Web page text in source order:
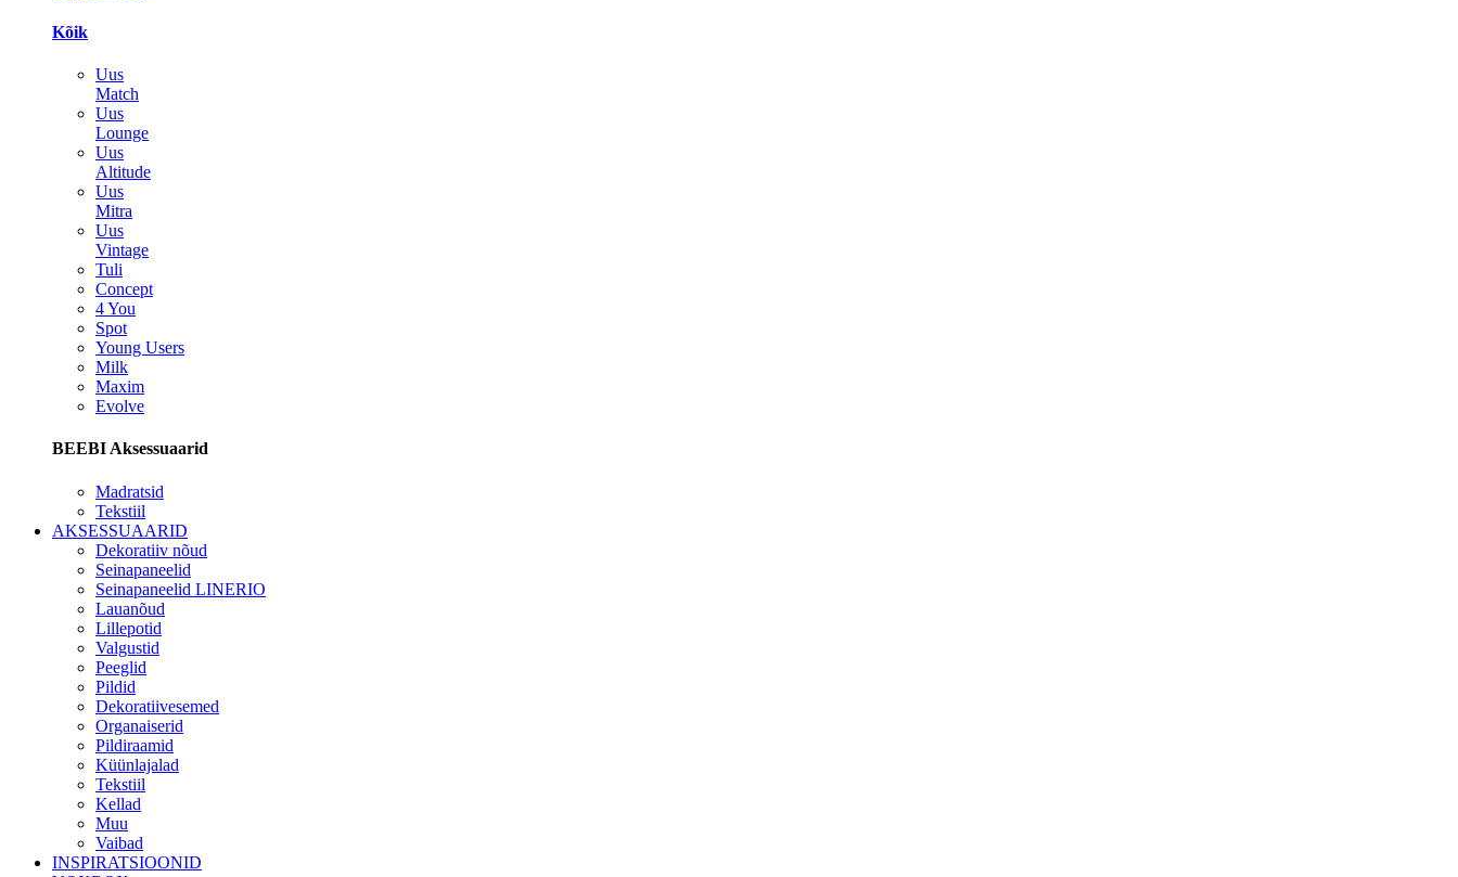
Kõik
Uus
Match
Uus
Lounge
Uus
Altitude
Uus
Mitra
Uus
Vintage
Tuli
Concept
4 You
Spot
Young Users
Milk
Maxim
Evolve
BEEBI Aksessuaarid
Madratsid
Tekstiil
AKSESSUAARID
Dekoratiiv nõud
Seinapaneelid
Seinapaneelid LINERIO
Lauanõud
Lillepotid
Valgustid
Peeglid
Pildid
Dekoratiivesemed
Organaiserid
Pildiraamid
Küünlajalad
Tekstiil
Kellad
Muu
Vaibad
INSPIRATSIOONID